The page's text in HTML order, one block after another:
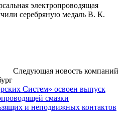
электропроводящая
серебряную медаль В. К.
Следующая новость компаний
Систем» освоен выпуск
смазки
и неподвижных контактов